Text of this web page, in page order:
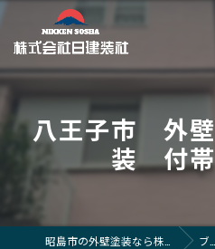
八王子市 外
装 付帯
ブログ